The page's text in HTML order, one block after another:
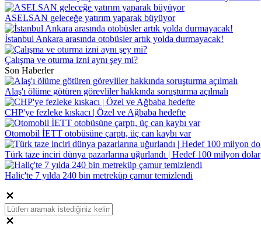
ASELSAN geleceğe yatırım yaparak büyüyor
İstanbul Ankara arasında otobüsler artık yolda durmayacak!
Çalışma ve oturma izni aynı şey mi?
Son Haberler
Alaş'ı ölüme götüren görevliler hakkında soruşturma açılmalı
CHP'ye fezleke kıskacı | Özel ve Ağbaba hedefte
Otomobil İETT otobüsüne çarptı, üç can kaybı var
Türk taze inciri dünya pazarlarına uğurlandı | Hedef 100 milyon dolar
Haliç'te 7 yılda 240 bin metreküp çamur temizlendi